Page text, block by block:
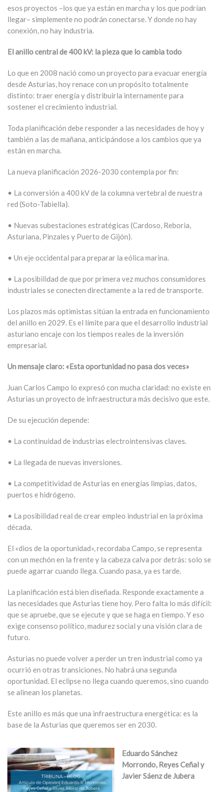
esos proyectos –los que ya están en marcha y los que podrían
llegar– simplemente no podrán conectarse. Y donde no hay
conexión, no hay industria.
El anillo central de 400 kV: la pieza que lo cambia todo
Lo que en 2008 nació como un proyecto para evacuar energía
desde Asturias, hoy renace con un propósito totalmente
distinto: traer energía y distribuirla internamente para
sostener el crecimiento industrial.
Toda planificación debe responder a las necesidades de hoy y
también a las de mañana, anticipándose a los cambios que ya
están en marcha.
La nueva planificación 2026-2030 contempla por fin:
• La conversión a 400 kV de la columna vertebral de nuestra
red (Soto-Tabiella).
• Nuevas subestaciones estratégicas (Cardoso, Reboria,
Asturiana, Pinzales y Puerto de Gijón).
• Un eje occidental para preparar la eólica marina.
• La posibilidad de que por primera vez muchos consumidores
industriales se conecten directamente a la red de transporte.
Los plazos más optimistas sitúan la entrada en funcionamiento
del anillo en 2029. Es el límite para que el desarrollo industrial
asturiano encaje con los tiempos reales de la inversión
empresarial.
Un mensaje claro: «Esta oportunidad no pasa dos veces»
Juan Carlos Campo lo expresó con mucha claridad: no existe en
Asturias un proyecto de infraestructura más decisivo que este.
De su ejecución depende:
• La continuidad de industrias electrointensivas claves.
• La llegada de nuevas inversiones.
• La competitividad de Asturias en energías limpias, datos,
puertos e hidrógeno.
• La posibilidad real de crear empleo industrial en la próxima
década.
El «dios de la oportunidad», recordaba Campo, se representa
con un mechón en la frente y la cabeza calva por detrás: solo se
puede agarrar cuando llega. Cuando pasa, ya es tarde.
La planificación está bien diseñada. Responde exactamente a
las necesidades que Asturias tiene hoy. Pero falta lo más difícil:
que se apruebe, que se ejecute y que se haga en tiempo. Y eso
exige consenso político, madurez social y una visión clara de
futuro.
Asturias no puede volver a perder un tren industrial como ya
ocurrió en otras transiciones. No habrá una segunda
oportunidad. El eclipse no llega cuando queremos, sino cuando
se alinean los planetas.
Este anillo es más que una infraestructura energética: es la
base de la Asturias que queremos ser en 2030.
Eduardo Sánchez
Morrondo, Reyes Ceñal y
Javier Sáenz de Jubera